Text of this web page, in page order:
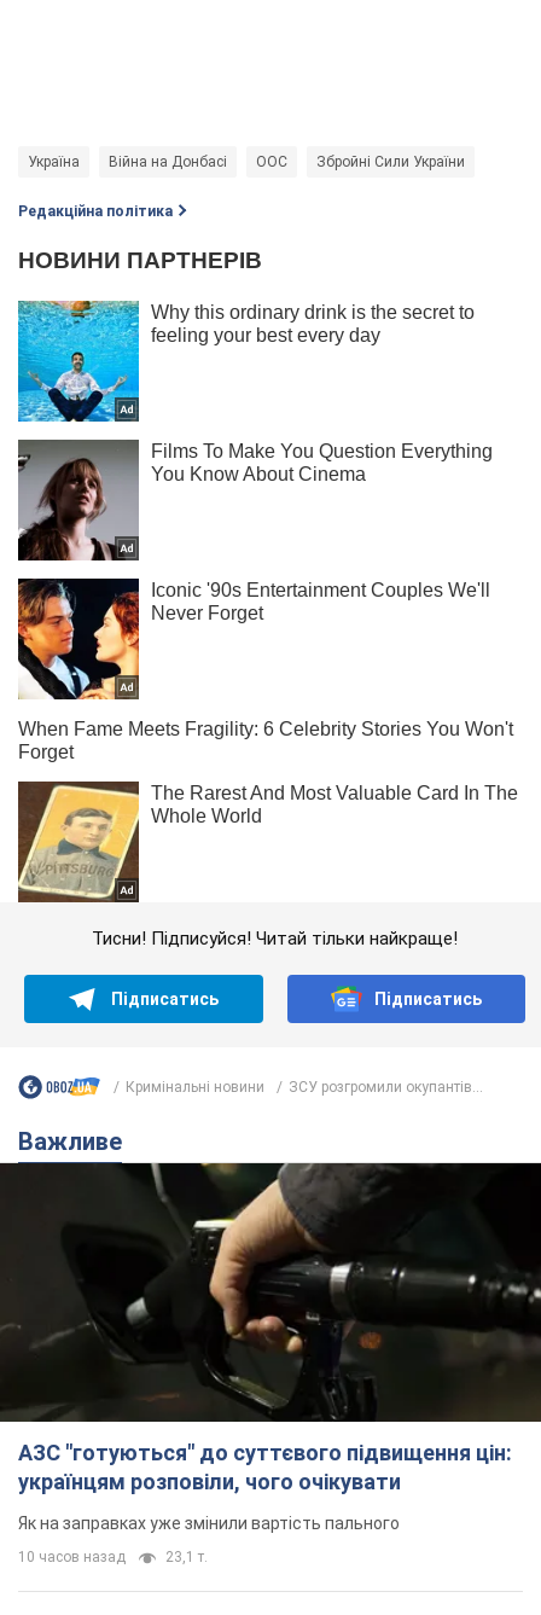
Україна Війна на Донбасі ООС Збройні Сили України
Редакційна політика
Тисни! Підписуйся! Читай тільки найкраще!
Підписатись Підписатись
Кримінальні новини ЗСУ розгромили окупантів...
Важливе
АЗС "готуються" до суттєвого підвищення цін:
українцям розповіли, чого очікувати
Як на заправках уже змінили вартість пального
10 часов назад 23,1 т.